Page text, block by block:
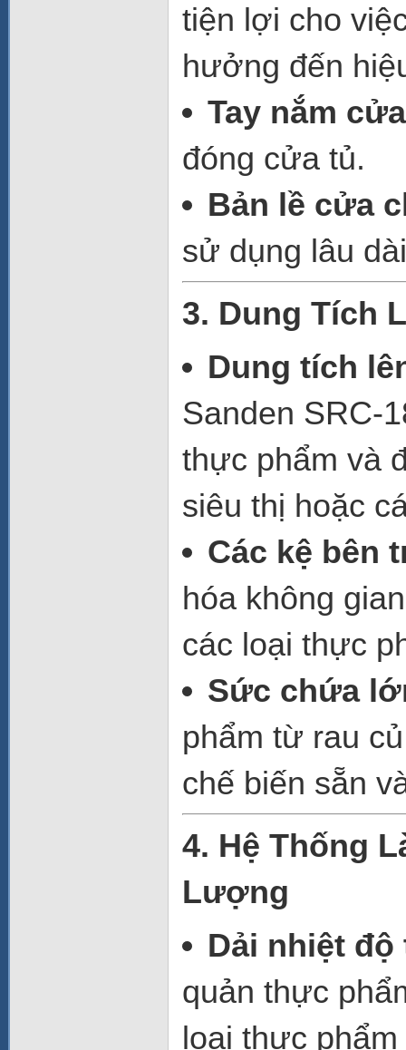
tiện lợi cho
hưởng đến
Tay nắm
đóng cửa tủ.
Bản lề cửa
sử dụng lâu
3. Dung Tích
Dung tích
Sanden SRC-
thực phẩm và
siêu thị hoặc
Các kệ bên
hóa không
các loại thực
Sức chứa
phẩm từ rau
chế biến sẵn
4. Hệ Thống
Lượng
Dải nhiệt độ
quản thực
loại thực